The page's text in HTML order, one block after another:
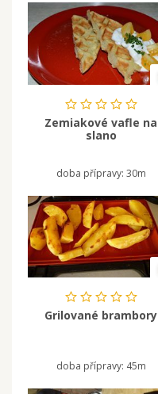
Zemiakové vafle na
slano
doba přípravy: 30m
Grilované brambory
doba přípravy: 45m